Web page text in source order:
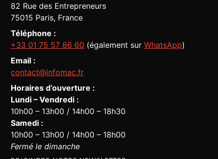
82 Rue des Entrepreneurs
75015 Paris, France
Téléphone :
+33 01 75 57 86 60 (également surWhatsApp)
Email :
contact@infomac.fr
Horaires d’ouverture :
Lundi – Vendredi :
10h00 – 13h00 / 14h00 – 18h30
Samedi :
10h00 – 13h00 / 14h00 – 18h00
Fermé le dimanche
Assistant Infomac